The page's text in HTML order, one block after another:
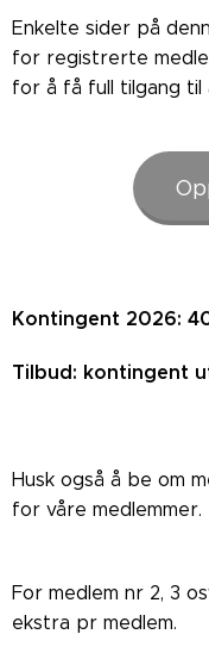
Enkelte sider på
for registrerte
for å få full tilgang til
Kontingent 2026:
Tilbud: kontingent
Husk også å be om
for våre medlemmer.
For medlem nr 2, 3
ekstra pr medlem.